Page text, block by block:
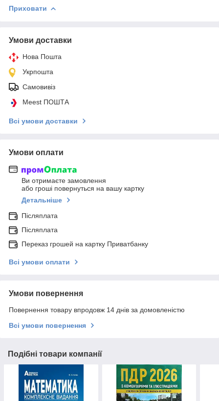
Приховати
Умови доставки
Нова Пошта
Укрпошта
Самовивіз
Meest ПОШТА
Всі умови доставки
Умови оплати
Ви отримаєте замовлення
або гроші повернуться на вашу картку
Детальніше
Післяплата
Післяплата
Переказ грошей на картку Приватбанку
Всі умови оплати
Умови повернення
Повернення товару впродовж 14 днів за домовленістю
Всі умови повернення
Подібні товари компанії